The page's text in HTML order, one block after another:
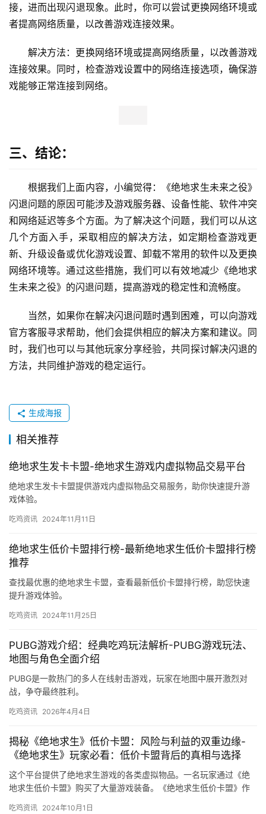
接，进而出现闪退现象。此时，你可以尝试更换网络环境或
者提高网络质量，以改善游戏连接效果。
解决方法：更换网络环境或提高网络质量，以改善游戏
连接效果。同时，检查游戏设置中的网络连接选项，确保游
戏能够正常连接到网络。
三、结论：
根据我们上面内容，小编觉得：《绝地求生未来之役》
闪退问题的原因可能涉及游戏服务器、设备性能、软件冲突
和网络延迟等多个方面。为了解决这个问题，我们可以从这
几个方面入手，采取相应的解决方法，如定期检查游戏更
新、升级设备或优化游戏设置、卸载不常用的软件以及更换
网络环境等。通过这些措施，我们可以有效地减少《绝地求
生未来之役》的闪退问题，提高游戏的稳定性和流畅度。
当然，如果你在解决闪退问题时遇到困难，可以向游戏
官方客服寻求帮助，他们会提供相应的解决方案和建议。同
时，我们也可以与其他玩家分享经验，共同探讨解决闪退的
方法，共同维护游戏的稳定运行。
生成海报
相关推荐
绝地求生发卡卡盟-绝地求生游戏内虚拟物品交易平台
绝地求生发卡卡盟提供游戏内虚拟物品交易服务，助你快速提升游
戏体验。
吃鸡资讯 2024年11月11日
绝地求生低价卡盟排行榜-最新绝地求生低价卡盟排行榜
推荐
查找最优惠的绝地求生卡盟，查看最新低价卡盟排行榜，助您快速
提升游戏体验。
吃鸡资讯 2024年11月25日
PUBG游戏介绍：经典吃鸡玩法解析-PUBG游戏玩法、
地图与角色全面介绍
PUBG是一款热门的多人在线射击游戏，玩家在地图中展开激烈对
战，争夺最终胜利。
吃鸡资讯 2026年4月4日
揭秘《绝地求生》低价卡盟：风险与利益的双重边缘-
《绝地求生》玩家必看：低价卡盟背后的真相与选择
这个平台提供了绝地求生游戏的各类虚拟物品。一名玩家通过《绝
地求生低价卡盟》购买了大量游戏装备。《绝地求生低价卡盟》作
吃鸡资讯 2024年10月1日